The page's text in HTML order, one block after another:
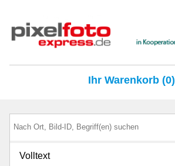
Ihr Warenkorb (0)
Volltext